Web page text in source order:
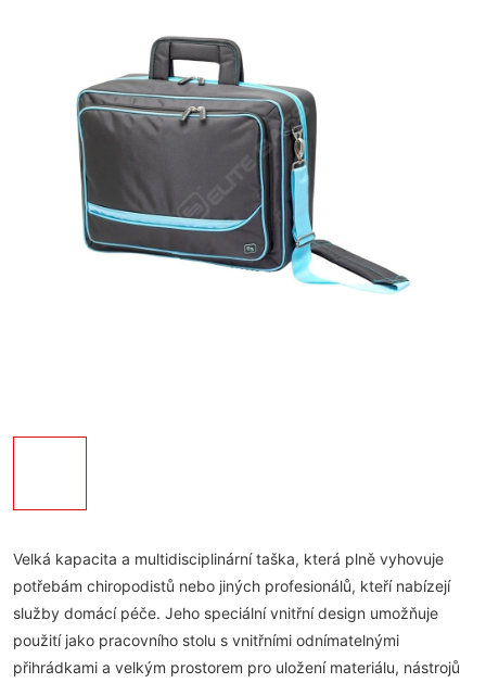
Velká kapacita a multidisciplinární taška, která plně vyhovuje
potřebám chiropodistů nebo jiných profesionálů, kteří nabízejí
služby domácí péče. Jeho speciální vnitřní design umožňuje
použití jako pracovního stolu s vnitřními odnímatelnými
přihrádkami a velkým prostorem pro uložení materiálu, nástrojů